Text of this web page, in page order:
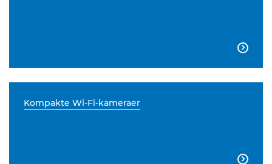

Kompakte Wi-Fi-kameraer
